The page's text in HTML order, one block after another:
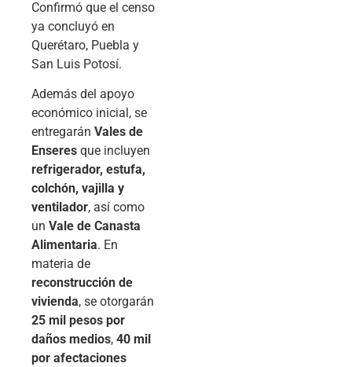
Confirmó que el censo
ya concluyó en
Querétaro, Puebla y
San Luis Potosí.
Además del apoyo
económico inicial, se
entregarán Vales de
Enseres que incluyen
refrigerador, estufa,
colchón, vajilla y
ventilador, así como
un Vale de Canasta
Alimentaria. En
materia de
reconstrucción de
vivienda, se otorgarán
25 mil pesos por
daños medios, 40 mil
por afectaciones